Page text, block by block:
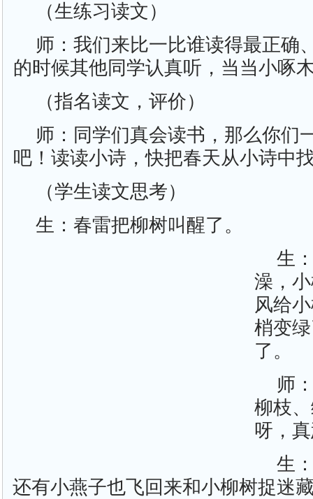
（生练习读文）
师：我们来比一比谁读得最正确
的时候其他同学认真听，当当小啄
（指名读文，评价）
师：同学们真会读书，那么你们
吧！读读小诗，快把春天从小诗中
（学生读文思考）
生：春雷把柳树叫醒了。
生
澡，
风给
梢变
了。
师
柳枝
呀，
生
还有小燕子也飞回来和小柳树捉迷